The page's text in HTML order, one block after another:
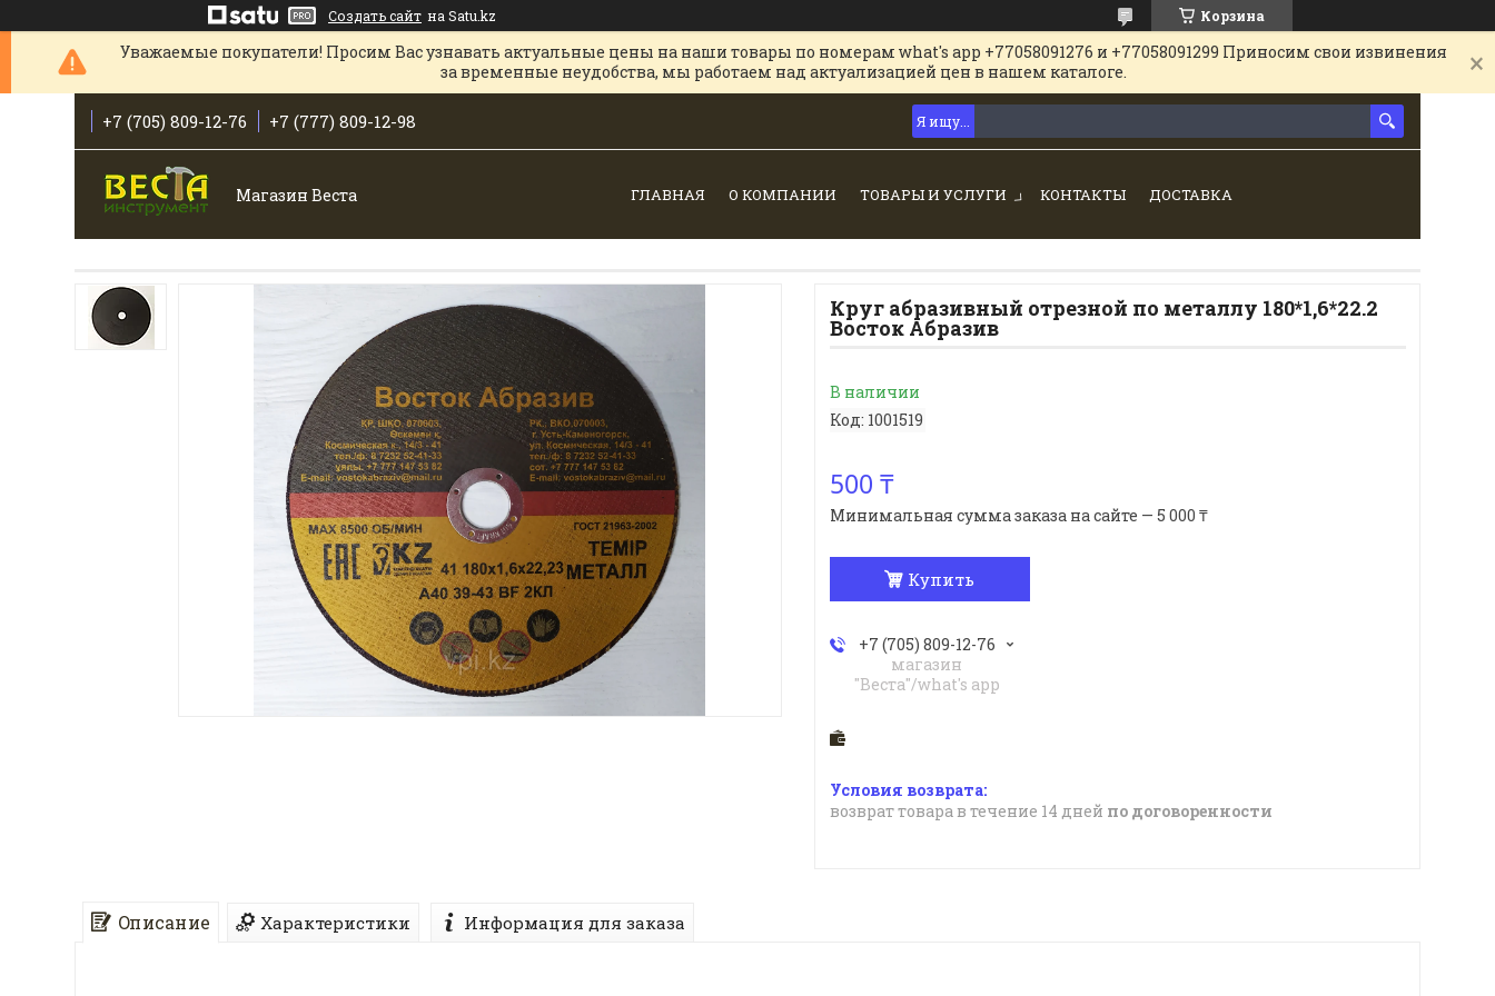
Создать сайт на Satu.kz Корзина
Уважаемые покупатели! Просим Вас узнавать актуальные цены на наши товары по номерам what's app +77058091276 и +77058091299 Приносим свои извинения
за временные неудобства, мы работаем над актуализацией цен в нашем каталоге.
+7 (705) 809-12-76 +7 (777) 809-12-98
Магазин Веста ГЛАВНАЯ О КОМПАНИИ ТОВАРЫ И УСЛУГИ КОНТАКТЫ ДОСТАВКА
Круг абразивный отрезной по металлу 180*1,6*22.2
Восток Абразив
В наличии
Код: 1001519
500 ₸
Минимальная сумма заказа на сайте — 5 000 ₸
Купить
+7 (705) 809-12-76
магазин
"Веста"/what's app
возврат товара в течение 14 дней по договоренности
Описание Характеристики Информация для заказа